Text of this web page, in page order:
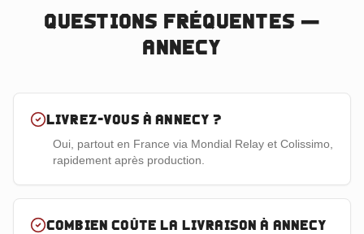
Questions fréquentes —
Annecy
Livrez-vous à Annecy ?
Oui, partout en France via Mondial Relay et Colissimo,
rapidement après production.
Combien coûte la livraison à Annecy